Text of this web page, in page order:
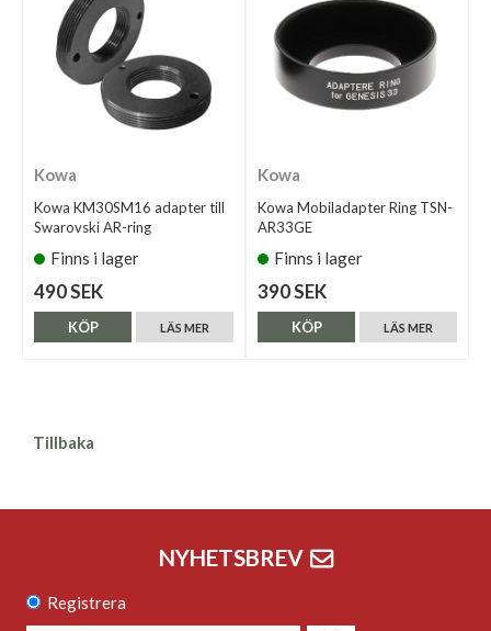
Kowa
Kowa KM30SM16 adapter till
Swarovski AR-ring
Finns i lager
490 SEK
LÄS MER
KÖP
Kowa
Kowa Mobiladapter Ring TSN-
AR33GE
Finns i lager
390 SEK
LÄS MER
KÖP
Tillbaka
NYHETSBREV
Registrera